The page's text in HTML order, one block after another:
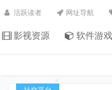
影视资源 软件游戏
活跃读者 网址导航